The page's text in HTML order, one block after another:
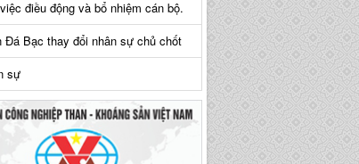
điều động và bổ nhiệm cán bộ.
Đá Bạc thay đổi nhân sự chủ chốt
sự